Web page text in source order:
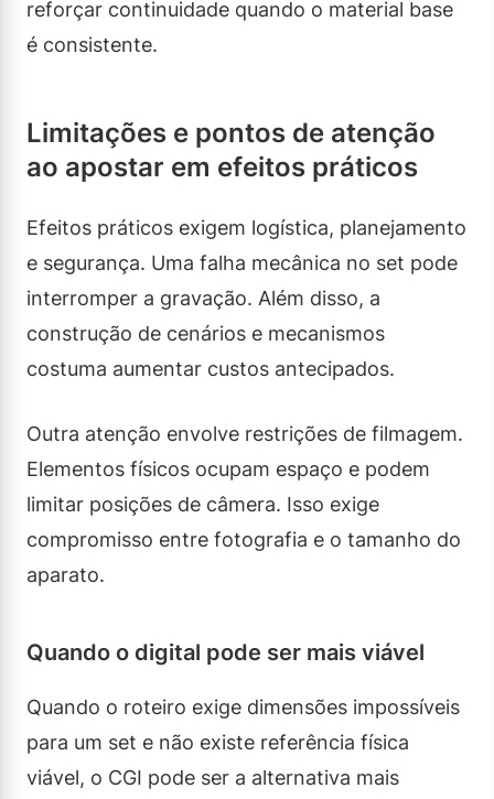
reforçar continuidade quando o material base
é consistente.
Limitações e pontos de atenção
ao apostar em efeitos práticos
Efeitos práticos exigem logística, planejamento
e segurança. Uma falha mecânica no set pode
interromper a gravação. Além disso, a
construção de cenários e mecanismos
costuma aumentar custos antecipados.
Outra atenção envolve restrições de filmagem.
Elementos físicos ocupam espaço e podem
limitar posições de câmera. Isso exige
compromisso entre fotografia e o tamanho do
aparato.
Quando o digital pode ser mais viável
Quando o roteiro exige dimensões impossíveis
para um set e não existe referência física
viável, o CGI pode ser a alternativa mais